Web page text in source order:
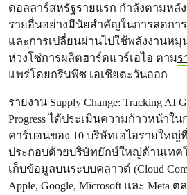
ดอลลาร์สหรัฐรายแรก กำลังตามหลั
รายอื่นอย่างมีนัยสำคัญในการลดกา
และการเปลี่ยนผ่านไปใช้พลังงานหมุ
ห่วงโซ่การผลิตฮาร์ดแวร์เอไอ ตามร
แพร่โดยกรีนพีซ เอเชียตะวันออก
รายงาน Supply Change: Tracking AI
Progress ได้ประเมินความก้าวหน้าใ
คาร์บอนของ 10 บริษัทเอไอรายใหญ่
ประกอบด้วยบริษัทยักษ์ใหญ่ด้านเท
เก็บข้อมูลบนระบบคลาวด์ (Cloud
Apple, Google, Microsoft และ Meta